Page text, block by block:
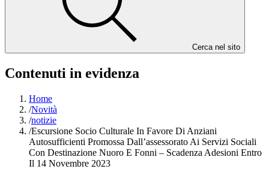
Cerca nel sito
Contenuti in evidenza
Home
/Novità
/notizie
/Escursione Socio Culturale In Favore Di Anziani
Autosufficienti Promossa Dall’assessorato Ai Servizi Sociali
Con Destinazione Nuoro E Fonni – Scadenza Adesioni Entro
Il 14 Novembre 2023